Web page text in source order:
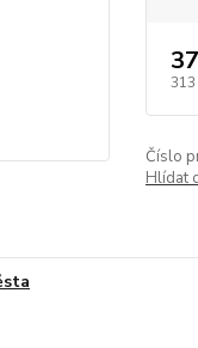
313
Číslo
Hlídat